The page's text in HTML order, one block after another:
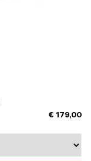
€ 179,00